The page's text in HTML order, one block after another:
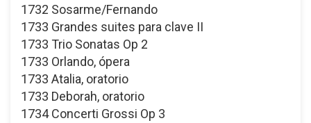
1732 Sosarme/Fernando
1733 Grandes suites para clave II
1733 Trio Sonatas Op 2
1733 Orlando, ópera
1733 Atalia, oratorio
1733 Deborah, oratorio
1734 Concerti Grossi Op 3